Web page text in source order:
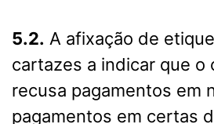
5.2. A afixação de
cartazes a indicar que o
recusa pagamentos em
pagamentos em certas